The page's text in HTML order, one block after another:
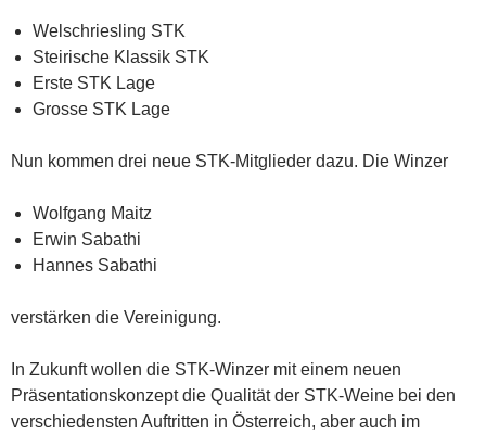
Welschriesling STK
Steirische Klassik STK
Erste STK Lage
Grosse STK Lage
Nun kommen drei neue STK-Mitglieder dazu. Die Winzer
Wolfgang Maitz
Erwin Sabathi
Hannes Sabathi
verstärken die Vereinigung.
In Zukunft wollen die STK-Winzer mit einem neuen
Präsentationskonzept die Qualität der STK-Weine bei den
verschiedensten Auftritten in Österreich, aber auch im